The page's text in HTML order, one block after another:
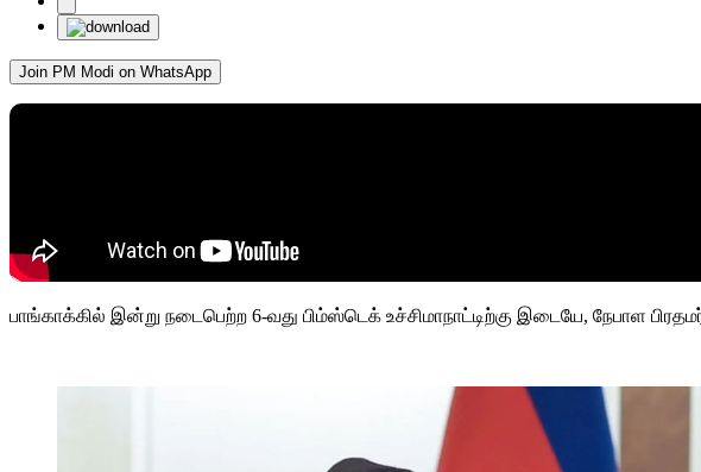
Join PM Modi on WhatsApp
பாங்காக்கில் இன்று நடைபெற்ற 6-வது பிம்ஸ்டெக் உச்சிமாநாட்டிற்கு இடையே, நேபாள பிரதமர்